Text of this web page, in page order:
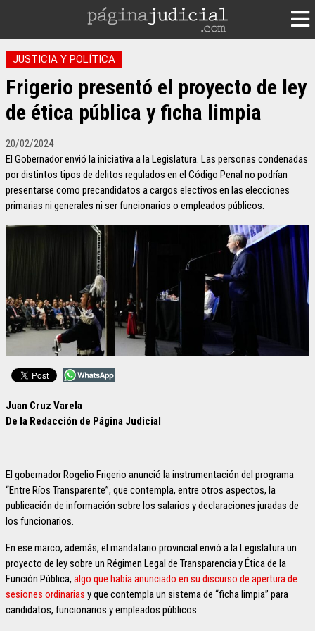
JUSTICIA Y POLÍTICA
Frigerio presentó el proyecto de ley
de ética pública y ficha limpia
20/02/2024
El Gobernador envió la iniciativa a la Legislatura. Las personas condenadas
por distintos tipos de delitos regulados en el Código Penal no podrían
presentarse como precandidatos a cargos electivos en las elecciones
primarias ni generales ni ser funcionarios o empleados públicos.
Juan Cruz Varela
De la Redacción de Página Judicial
El gobernador Rogelio Frigerio anunció la instrumentación del programa
“Entre Ríos Transparente”, que contempla, entre otros aspectos, la
publicación de información sobre los salarios y declaraciones juradas de
los funcionarios.
En ese marco, además, el mandatario provincial envió a la Legislatura un
proyecto de ley sobre un Régimen Legal de Transparencia y Ética de la
Función Pública, algo que había anunciado en su discurso de apertura de
sesiones ordinarias y que contempla un sistema de “ficha limpia” para
candidatos, funcionarios y empleados públicos.